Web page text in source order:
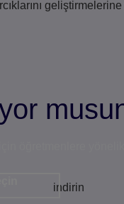
geliştirmelerine
indirin